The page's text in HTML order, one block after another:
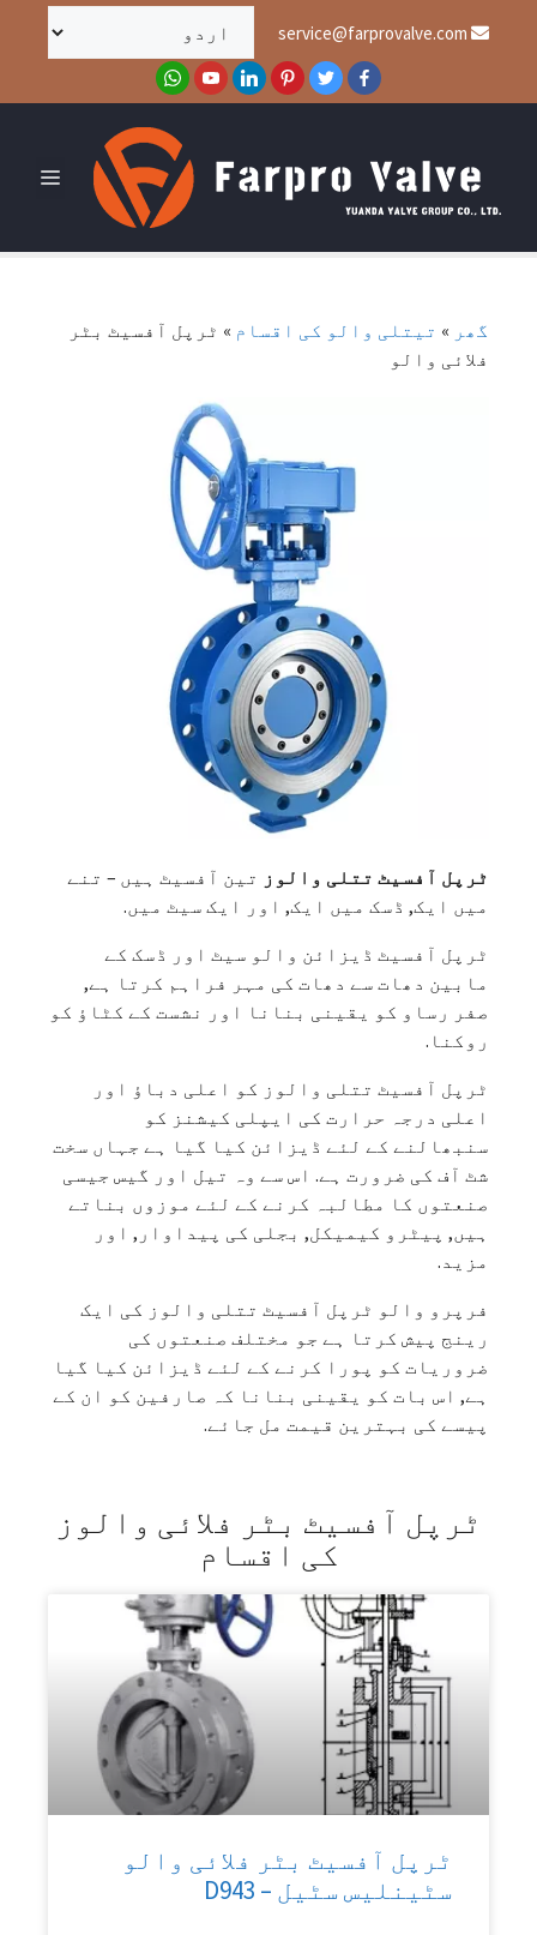
گھر » تیتلی والو کی اقسام » ٹرپل آفسیٹ بٹر
فلائی والو
ٹرپل آفسیٹ تتلی والوز تین آفسیٹ ہیں – تنے
میں ایک, ڈسک میں ایک, اور ایک سیٹ میں.
ٹرپل آفسیٹ ڈیزائن والو سیٹ اور ڈسک کے
مابین دھات سے دھات کی مہر فراہم کرتا ہے,
صفر رساو کو یقینی بنانا اور نشست کے کٹاؤ کو
روکنا.
ٹرپل آفسیٹ تتلی والوز کو اعلی دباؤ اور
اعلی درجہ حرارت کی ایپلی کیشنز کو
سنبھالنے کے لئے ڈیزائن کیا گیا ہے جہاں سخت
شٹ آف کی ضرورت ہے. اس سے وہ تیل اور گیس جیسی
صنعتوں کا مطالبہ کرنے کے لئے موزوں بناتے
ہیں, پیٹرو کیمیکل, بجلی کی پیداوار, اور
مزید.
فرپرو والو ٹرپل آفسیٹ تتلی والوز کی ایک
رینج پیش کرتا ہے جو مختلف صنعتوں کی
ضروریات کو پورا کرنے کے لئے ڈیزائن کیا گیا
ہے, اس بات کو یقینی بنانا کہ صارفین کو ان کے
پیسے کی بہترین قیمت مل جائے.
ٹرپل آفسیٹ بٹر فلائی والوز
کی اقسام
ٹرپل آفسیٹ بٹر فلائی والو
سٹینلیس سٹیل – D943